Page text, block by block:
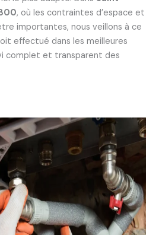
, où les contraintes d’espace et
importantes, nous veillons à ce
effectué dans les meilleures
complet et transparent des